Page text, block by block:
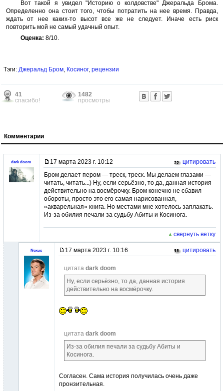
Вот такой я увидел "Историю о колдовстве" Джеральда Брома.
Определенно она стоит того, чтобы потратить на нее время. Правда,
ждать от нее каких-то высот все же не следует. Иначе есть риск
повторить мой не самый удачный опыт.
Оценка: 8/10.
Тэги: Джеральд Бром, Косиног, рецензии
41
спасибо!
1482
просмотры
Комментарии
dark doom 17 марта 2023 г. 10:12
цитировать
Бром делает пером — треск, треск. Мы делаем глазами —
читать, читать...) Ну, если серьёзно, то да, данная история
действительно на восмёрочку. Бром конечно не сбавил
обороты, просто это его самая нарисованная,
«акварельная» книга. Но местами мне хотелось заплакать.
Из-за обилия печали за судьбу Абиты и Косинога.
свернуть ветку
Nexus 17 марта 2023 г. 10:16 цитировать
цитата dark doom
Ну, если серьёзно, то да, данная история
действительно на восмёрочку.
цитата dark doom
Из-за обилия печали за судьбу Абиты и
Косинога.
Согласен. Сама история получилась очень даже
пронзительная.